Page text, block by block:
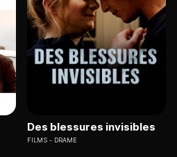
Des blessures invisibles
FILMS DRAME